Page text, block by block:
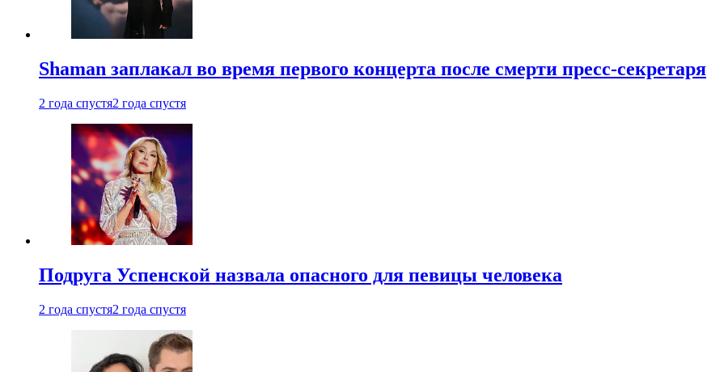
Shaman заплакал во время первого концерта после смерти пресс-секретаря
2 года спустя2 года спустя
Подруга Успенской назвала опасного для певицы человека
2 года спустя2 года спустя